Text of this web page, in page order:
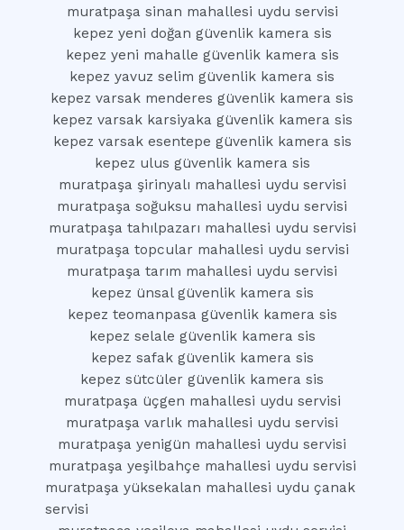
muratpaşa sinan mahallesi uydu servisi
kepez yeni doğan güvenlik kamera sis
kepez yeni mahalle güvenlik kamera sis
kepez yavuz selim güvenlik kamera sis
kepez varsak menderes güvenlik kamera sis
kepez varsak karsiyaka güvenlik kamera sis
kepez varsak esentepe güvenlik kamera sis
kepez ulus güvenlik kamera sis
muratpaşa şirinyalı mahallesi uydu servisi
muratpaşa soğuksu mahallesi uydu servisi
muratpaşa tahılpazarı mahallesi uydu servisi
muratpaşa topcular mahallesi uydu servisi
muratpaşa tarım mahallesi uydu servisi
kepez ünsal güvenlik kamera sis
kepez teomanpasa güvenlik kamera sis
kepez selale güvenlik kamera sis
kepez safak güvenlik kamera sis
kepez sütcüler güvenlik kamera sis
muratpaşa üçgen mahallesi uydu servisi
muratpaşa varlık mahallesi uydu servisi
muratpaşa yenigün mahallesi uydu servisi
muratpaşa yeşilbahçe mahallesi uydu servisi
muratpaşa yüksekalan mahallesi uydu çanak
servisi